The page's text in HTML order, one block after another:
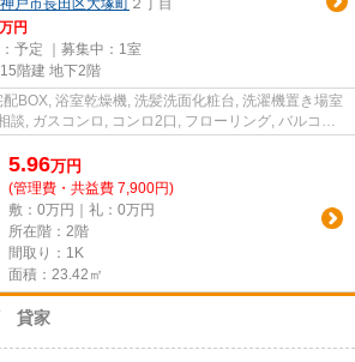
神戸市長田区大塚町 ２丁目
万円
予定 ｜募集中： 1室
階建 地下2階
BOX, 浴室乾燥機, 洗髪洗面化粧台, 洗濯機置き場室
5.96万円
(管理費・共益費 7,900円)
敷：0万円｜礼：0万円
所在階：2階
間取り：1K
面積：23.42㎡
貸家